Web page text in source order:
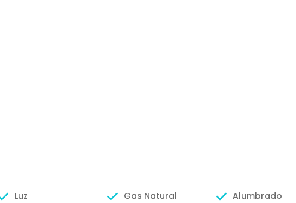
Luz Gas Natural Alumbrado